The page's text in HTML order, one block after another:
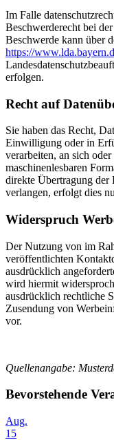
Im Falle
Beschwerderecht bei
Beschwerde kann über
https://
erfolgen.
Recht auf
Sie haben das Recht,
Einwilligung oder in
verarbeiten, an sich
maschinenlesbaren
direkte Übertragung der
verlangen, erfolgt dies
Widerspruch
Der Nutzung von im
veröffentlichten
ausdrücklich
wird hiermit
ausdrücklich rechtliche
Zusendung von
vor.
Quellenangabe:
Bevorstehende
Aug.
15